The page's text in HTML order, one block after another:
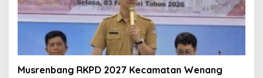
Musrenbang RKPD 2027 Kecamatan Wenang